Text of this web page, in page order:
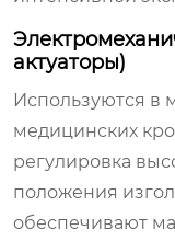
актуаторы)
Используются в
медицинских
регулировка
положения
обеспечивают